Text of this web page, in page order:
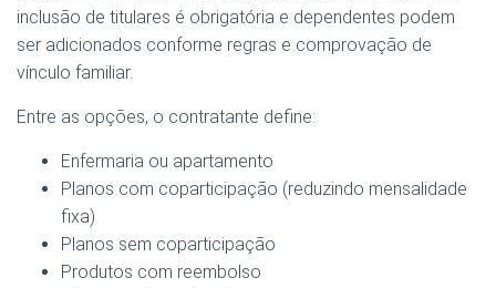
inclusão de titulares é obrigatória e dependentes podem
ser adicionados conforme regras e comprovação de
vínculo familiar.
Entre as opções, o contratante define:
Enfermaria ou apartamento
Planos com coparticipação (reduzindo mensalidade
fixa)
Planos sem coparticipação
Produtos com reembolso